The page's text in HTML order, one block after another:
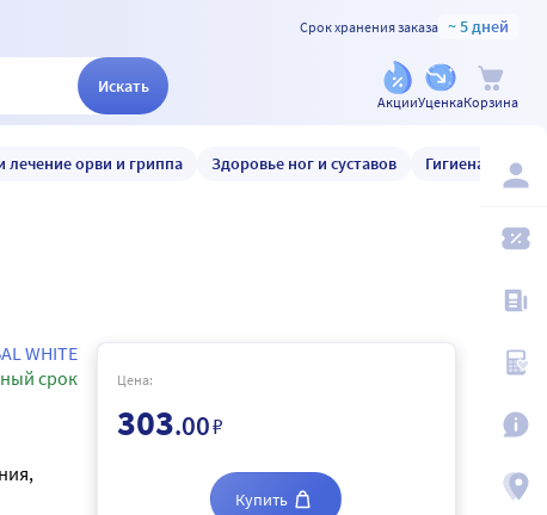
Срок хранения заказа ~ 5 дней
Искать
АкцииУценкаКорзина
лечение орви и гриппа Здоровье ног и суставов Гигиена и уход
WHITE
срок Цена:
303.00₽
Купить